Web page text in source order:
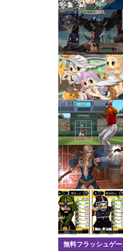
無料フラッシュゲ